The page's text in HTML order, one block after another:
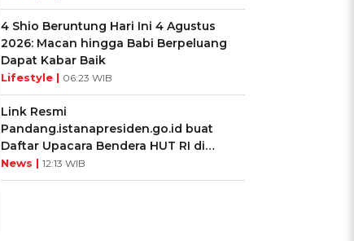
4 Shio Beruntung Hari Ini 4 Agustus
2026: Macan hingga Babi Berpeluang
Dapat Kabar Baik
Lifestyle | 06:23 WIB
Link Resmi
Pandang.istanapresiden.go.id buat
Daftar Upacara Bendera HUT RI di
Istana Negara
News | 12:13 WIB